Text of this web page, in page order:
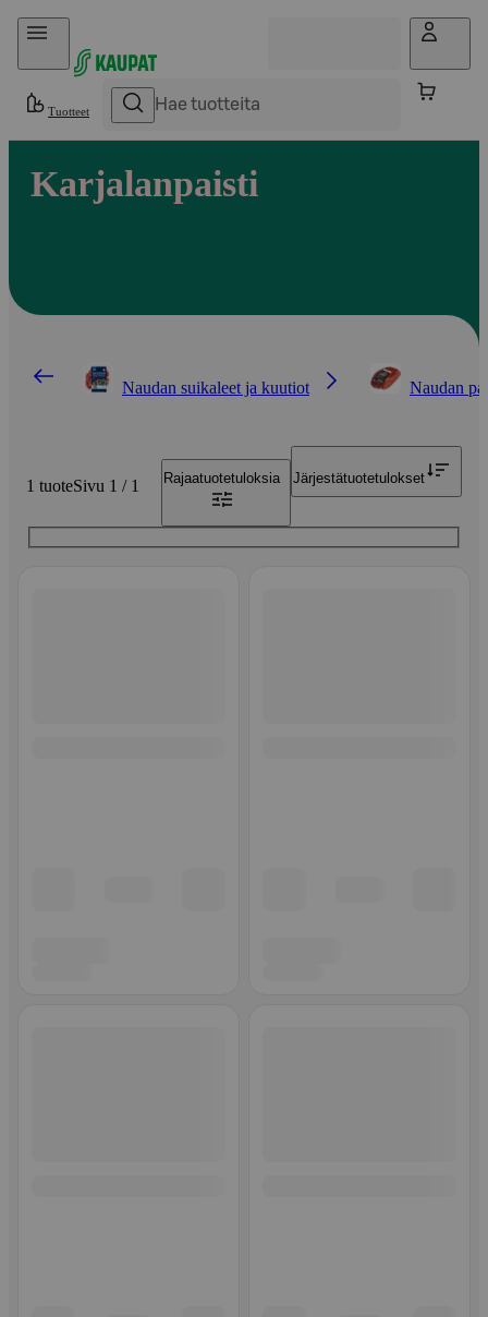
Hyppää sisältöön
Tuotteet
Karjalanpaisti
Naudan suikaleet ja kuutiot Naudan
1 tuoteSivu 1 / 1 Rajaatuotetuloksia Järjestätuotetulokset